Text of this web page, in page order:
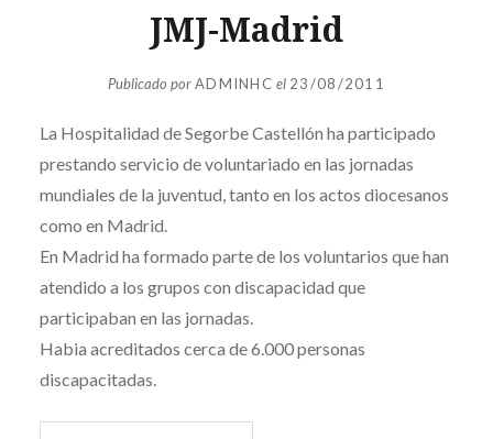
JMJ-Madrid
Publicado porADMINHC el 23/08/2011
La Hospitalidad de Segorbe Castellón ha participado
prestando servicio de voluntariado en las jornadas
mundiales de la juventud, tanto en los actos diocesanos
como en Madrid.
En Madrid ha formado parte de los voluntarios que han
atendido a los grupos con discapacidad que
participaban en las jornadas.
Habia acreditados cerca de 6.000 personas
discapacitadas.